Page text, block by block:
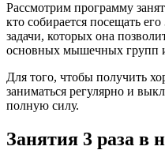
Рассмотрим программу
кто собирается посещать
задачи, которых она
основных мышечных групп
Для того, чтобы получить
заниматься регулярно и
полную силу.
Занятия 3 раза в